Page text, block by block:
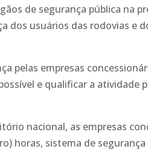
de segurança pública na
dos usuários das rodovias e
pelas empresas
e qualificar a atividade
nacional, as empresas
horas, sistema de